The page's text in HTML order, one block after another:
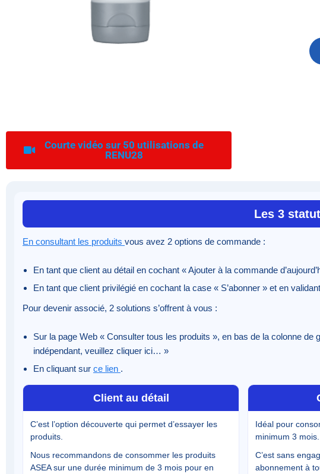
Courte vidéo sur 50 utilisations de
RENU28
Les 3
En consultant les produits vous avez 2 options de commande :
En tant que client au détail en cochant « Ajouter à la commande
En tant que client privilégié en cochant la case « S’abonner » et en
Pour devenir associé, 2 solutions s’offrent à vous :
Sur la page Web « Consulter tous les produits », en bas de la colonne
indépendant, veuillez cliquer ici… »
En cliquant sur ce lien .
Client au détail
C’est l’option découverte qui permet d’essayer les
produits.
Nous recommandons de consommer les produits
ASEA sur une durée minimum de 3 mois pour en
Idéal pour
minimum 3 mois.
C’est sans
abonnement à